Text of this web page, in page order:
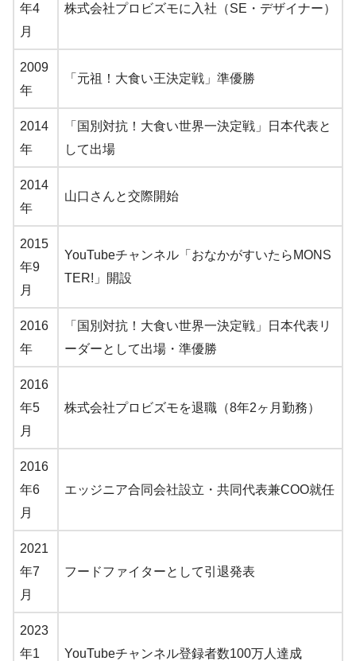
年4
月
株式会社プロビズモに入社（SE・デザイナー）
2009
年
「元祖！大食い王決定戦」準優勝
2014
年
「国別対抗！大食い世界一決定戦」日本代表と
して出場
2014
年
山口さんと交際開始
2015
年9
月
YouTubeチャンネル「おなかがすいたらMONS
TER!」開設
2016
年
「国別対抗！大食い世界一決定戦」日本代表リ
ーダーとして出場・準優勝
2016
年5
月
株式会社プロビズモを退職（8年2ヶ月勤務）
2016
年6
月
エッジニア合同会社設立・共同代表兼COO就任
2021
年7
月
フードファイターとして引退発表
2023
年1
YouTubeチャンネル登録者数100万人達成